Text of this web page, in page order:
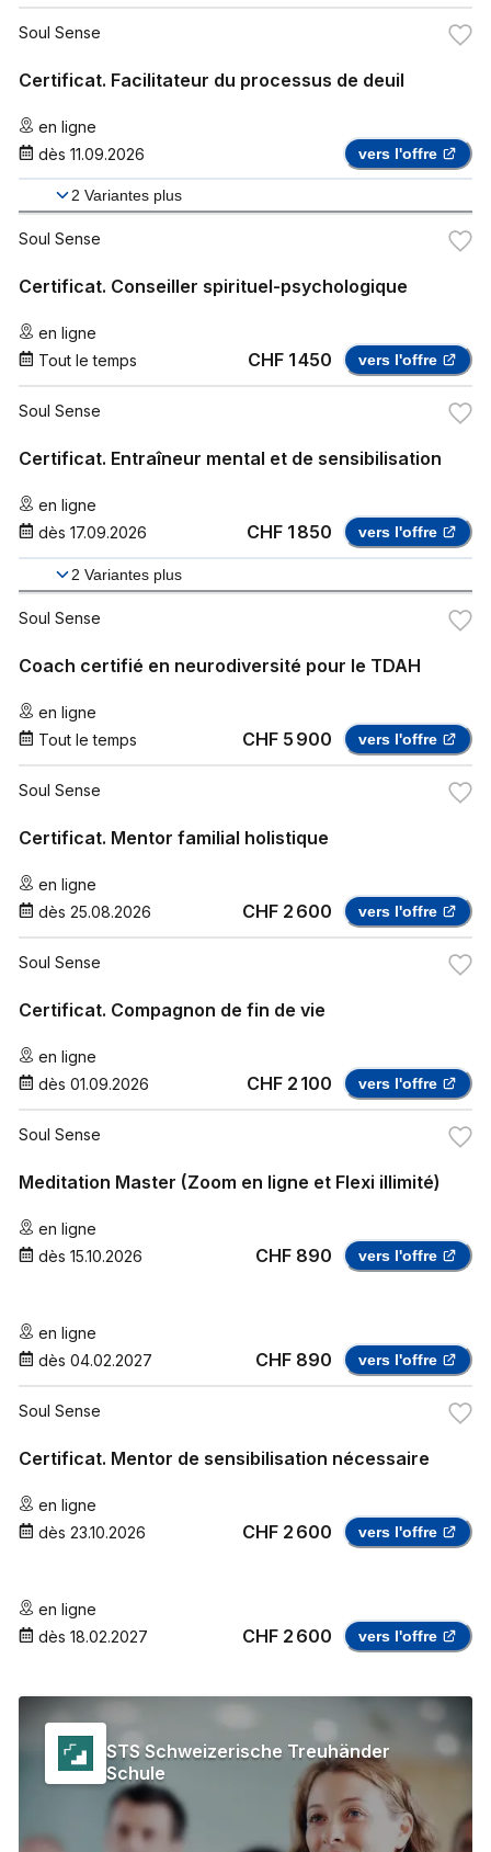
Soul Sense
Certificat. Facilitateur du processus de deuil
en ligne
dès 11.09.2026 vers l'offre
2 Variantes plus
Soul Sense
Certificat. Conseiller spirituel-psychologique
en ligne
Tout le temps
CHF 1 450 vers l'offre
Soul Sense
Certificat. Entraîneur mental et de sensibilisation
en ligne
dès 17.09.2026 CHF 1 850 vers l'offre
2 Variantes plus
Soul Sense
Coach certifié en neurodiversité pour le TDAH
en ligne
Tout le temps
CHF 5 900 vers l'offre
Soul Sense
Certificat. Mentor familial holistique
en ligne
dès 25.08.2026 CHF 2 600 vers l'offre
Soul Sense
Certificat. Compagnon de fin de vie
en ligne
dès 01.09.2026 CHF 2 100 vers l'offre
Soul Sense
Meditation Master (Zoom en ligne et Flexi illimité)
en ligne
dès 15.10.2026 CHF 890 vers l'offre
en ligne
dès 04.02.2027 CHF 890 vers l'offre
Soul Sense
Certificat. Mentor de sensibilisation nécessaire
en ligne
dès 23.10.2026 CHF 2 600 vers l'offre
en ligne
dès 18.02.2027 CHF 2 600 vers l'offre
STS Schweizerische Treuhänder
Schule